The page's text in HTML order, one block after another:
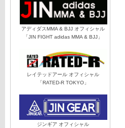
アディダスMMA & BJJ オフィシャル
「JIN FIGHT adidas MMA & BJJ」
レイテッドアール オフィシャル
「RATED-R TOKYO」
ジンギア オフィシャル